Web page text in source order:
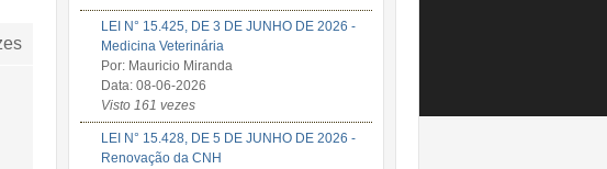
LEI N° 15.425, DE 3 DE JUNHO DE 2026 -
Medicina Veterinária
Por: Mauricio Miranda
Data: 08-06-2026
Visto 161 vezes
LEI N° 15.428, DE 5 DE JUNHO DE 2026 -
Renovação da CNH